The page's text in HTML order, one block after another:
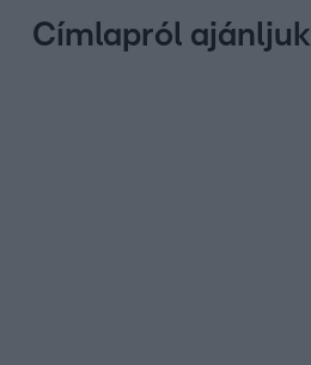
Címlapról ajánljuk